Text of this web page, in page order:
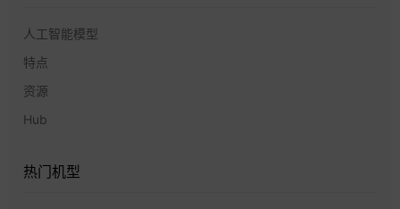
人工智能模型
特点
资源
Hub
热门机型